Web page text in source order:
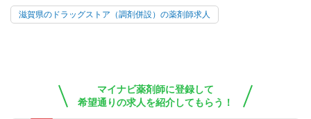
滋賀県のドラッグストア（調剤併設）の薬剤師求人
マイナビ薬剤師に登録して
希望通りの求人を紹介してもらう！